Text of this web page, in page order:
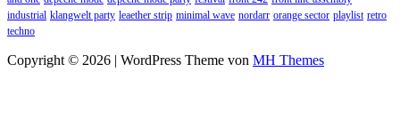
industrial klangwelt party leaether strip minimal wave nordarr orange sector playlist retro
techno
Copyright © 2026 | WordPress Theme von MH Themes